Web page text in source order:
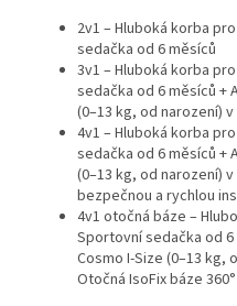
2v1 – Hluboká korba
sedačka od 6 měsíců
3v1 – Hluboká korba
sedačka od 6 měsíců +
(0–13 kg, od narození)
4v1 – Hluboká korba
sedačka od 6 měsíců +
(0–13 kg, od narození)
bezpečnou a rychlou
4v1 otočná báze –
Sportovní sedačka od
Cosmo I-Size (0–13 kg,
Otočná IsoFix báze 360°